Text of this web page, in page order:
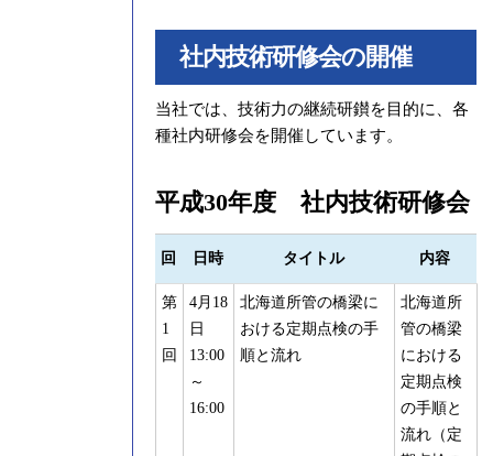
社内技術研修会の開催
当社では、技術力の継続研鑚を目的に、各
種社内研修会を開催しています。
平成30年度 社内技術研修会
回 日時 タイトル 内容
第
1
回
4月18
日
13:00
～
16:00
北海道所管の橋梁に
おける定期点検の手
順と流れ
北海道所
管の橋梁
における
定期点検
の手順と
流れ（定